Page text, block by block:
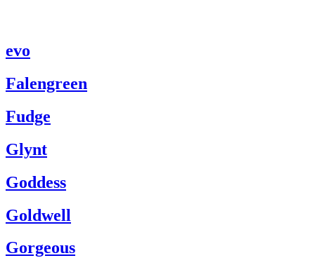
evo
Falengreen
Fudge
Glynt
Goddess
Goldwell
Gorgeous